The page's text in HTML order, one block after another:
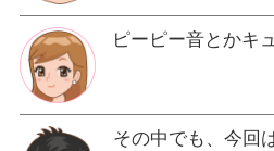
ピーピー音とかキ
その中でも、今回